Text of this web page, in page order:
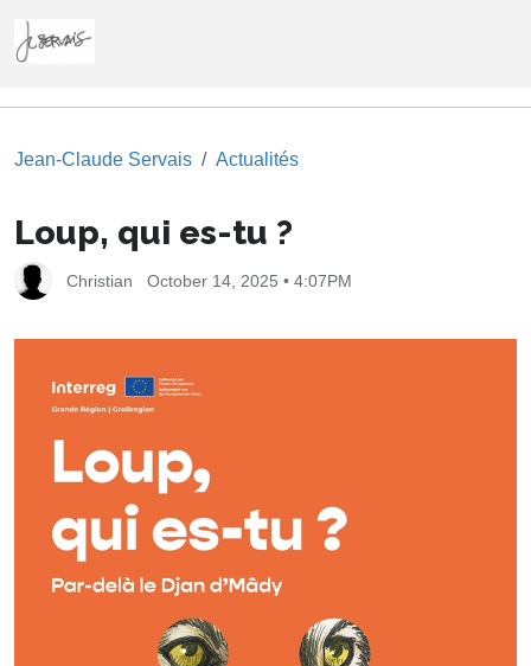
Jean-Claude Servais Actualités
Loup, qui es-tu ?
Christian October 14, 2025 • 4:07PM